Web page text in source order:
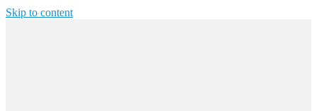
Skip to content